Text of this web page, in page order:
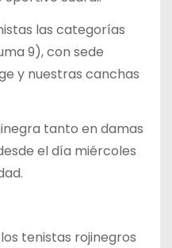
las categorías
9), con sede
y nuestras canchas
tanto en damas
el día miércoles
tenistas rojinegros